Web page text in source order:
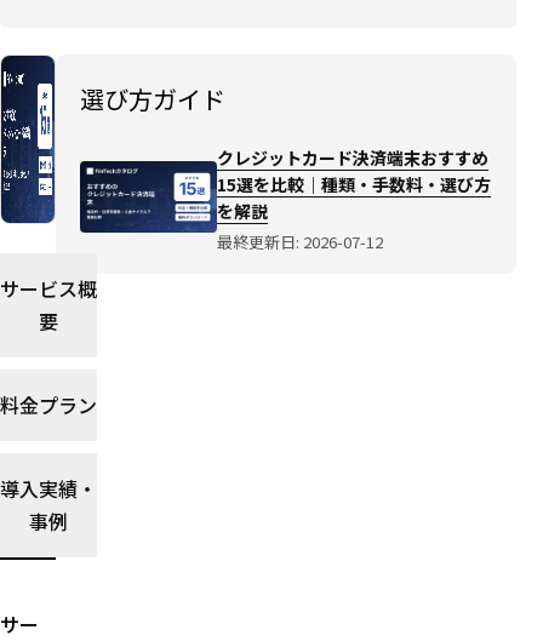
おす
すめ
選を
比較
｜種
手数
解説
選び
を読
サービス概
要
料金プラン
導入実績・
事例
サー
選び方ガイド
クレジットカード決済端末おすすめ
15選を比較｜種類・手数料・選び方
を解説
最終更新日: 2026-07-12